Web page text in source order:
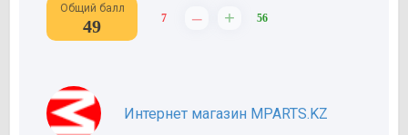
Общий балл
49 7 – + 56
Интернет магазин MPARTS.KZ